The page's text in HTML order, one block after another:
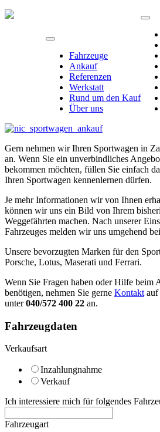
Fahrzeuge
Ankauf
Referenzen
Werkstatt
Rund um den Kauf
Über uns
Gern nehmen wir Ihren Sportwagen in
an. Wenn Sie ein unverbindliches
bekommen möchten, füllen Sie einfach
Ihren Sportwagen kennenlernen dürfen.
Je mehr Informationen wir von Ihnen
können wir uns ein Bild von Ihrem
Weggefährten machen. Nach unserer
Fahrzeuges melden wir uns umgehend
Unsere bevorzugten Marken für den
Porsche, Lotus, Maserati und Ferrari.
Wenn Sie Fragen haben oder Hilfe beim
benötigen, nehmen Sie gerne Kontakt auf
unter040/572 400 22 an.
Fahrzeugdaten
Verkaufsart
Inzahlungnahme
Verkauf
Ich interessiere mich für folgendes
Fahrzeugart